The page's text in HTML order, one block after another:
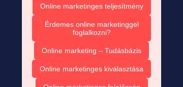
Online marketinges teljesítmény
Érdemes online marketinggel
foglalkozni?
Online marketing – Tudásbázis
Online marketinges kiválasztása